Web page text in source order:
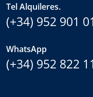
Tel Alquileres.
(+34) 952 901
WhatsApp
(+34) 952 822